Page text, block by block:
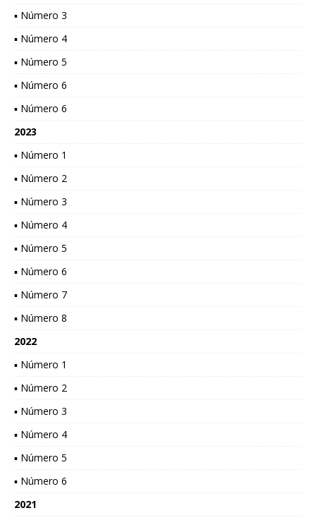
▪ Número 3
▪ Número 4
▪ Número 5
▪ Número 6
▪ Número 6
2023
▪ Número 1
▪ Número 2
▪ Número 3
▪ Número 4
▪ Número 5
▪ Número 6
▪ Número 7
▪ Número 8
2022
▪ Número 1
▪ Número 2
▪ Número 3
▪ Número 4
▪ Número 5
▪ Número 6
2021